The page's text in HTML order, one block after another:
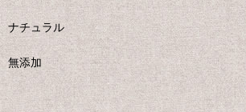
ナチュラル
無添加